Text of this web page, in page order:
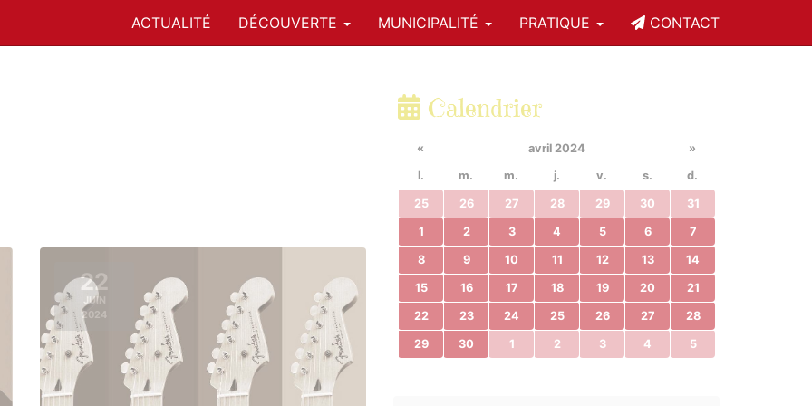
ACTUALITÉ DÉCOUVERTE MUNICIPALITÉ PRATIQUE CONTACT
22
JUIN
2024
Calendrier
« avril 2024
»
l.
m. m. j. v. s. d.
25 26 27 28 29 30 31
1 2 3 4 5 6 7
8 9 10 11 12 13 14
15 16 17 18 19 20 21
22 23 24 25 26 27 28
29 30 1 2 3 4 5